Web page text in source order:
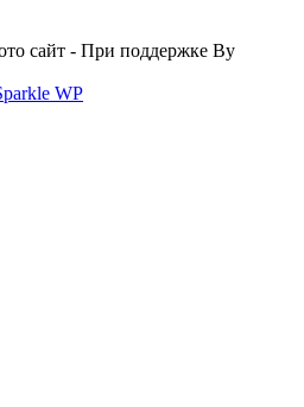
сайт - При поддержке By
WP